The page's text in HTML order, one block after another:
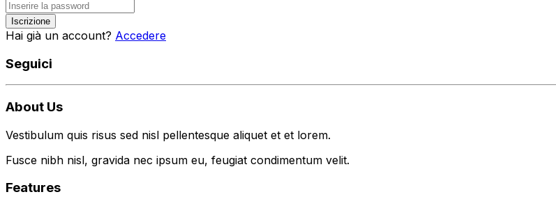
Iscrizione
Hai già un account? Accedere
Seguici
About Us
Vestibulum quis risus sed nisl pellentesque aliquet et et lorem.
Fusce nibh nisl, gravida nec ipsum eu, feugiat condimentum velit.
Features